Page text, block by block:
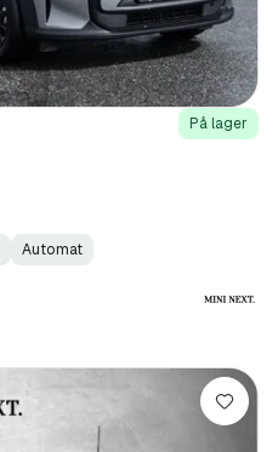
På lager
Automat
Lagre